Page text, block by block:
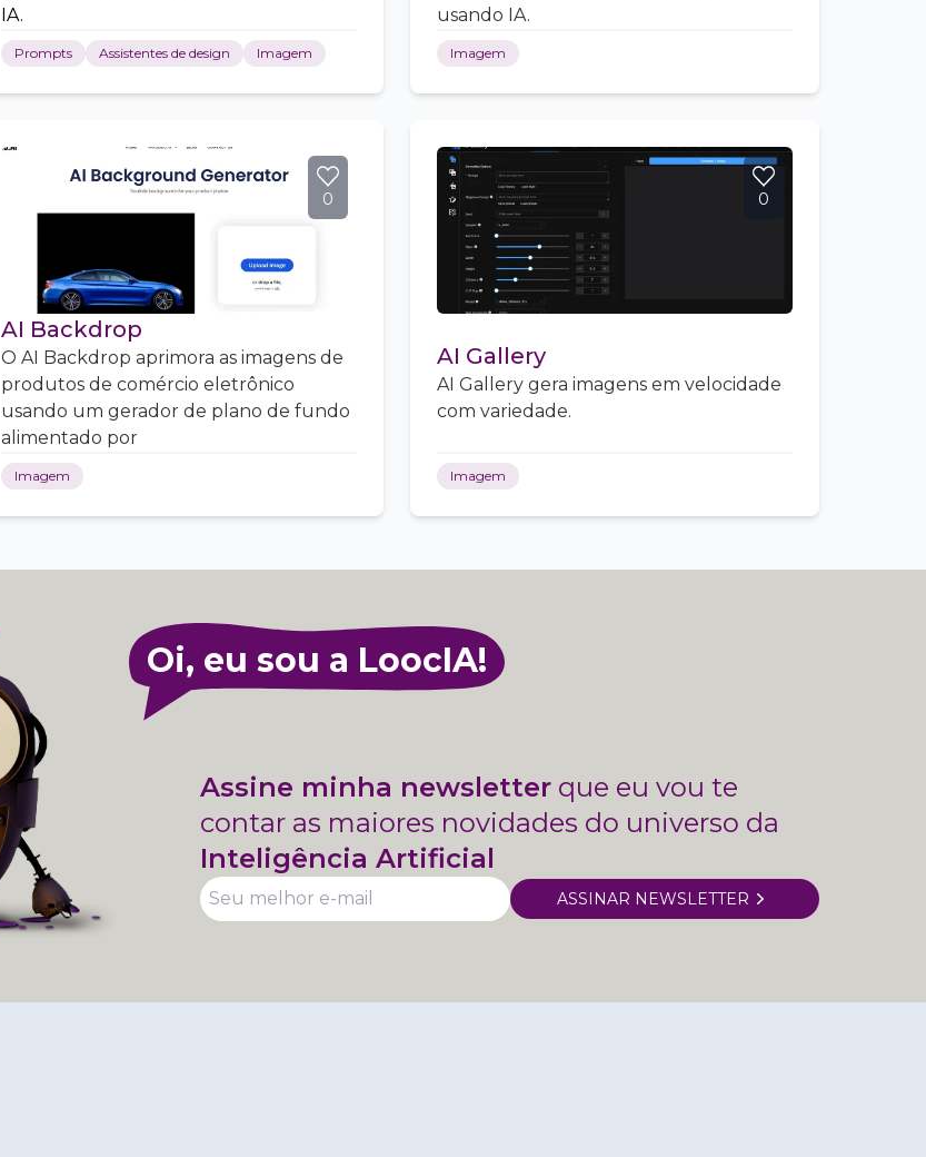
IA.
Prompts Assistentes de design Imagem
usando IA.
Imagem
0
AI Backdrop
O AI Backdrop aprimora as imagens de
produtos de comércio eletrônico
usando um gerador de plano de fundo
alimentado por
Imagem
0
AI Gallery
AI Gallery gera imagens em velocidade
com variedade.
Imagem
Oi, eu sou a LoocIA!
Assine minha newsletter que eu vou te
contar as maiores novidades do universo da
Inteligência Artificial
ASSINAR NEWSLETTER